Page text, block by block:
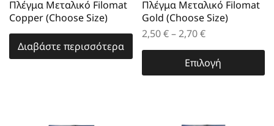
Πλέγμα Μεταλικό Filomat
Copper (Choose Size)
Διαβάστε περισσότερα
Πλέγμα Μεταλικό Filomat
Gold (Choose Size)
2,50€ – 2,70€
Επιλογή